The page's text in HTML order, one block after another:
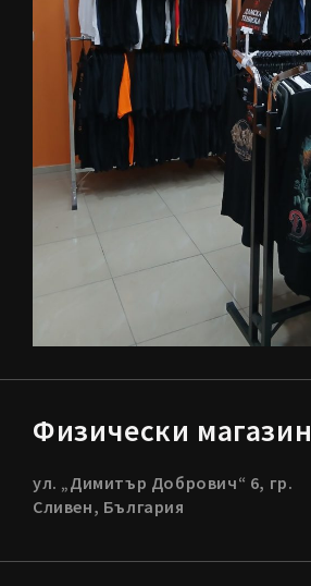
Физически магазин
ул. „Димитър Добрович“ 6, гр.
Сливен, България